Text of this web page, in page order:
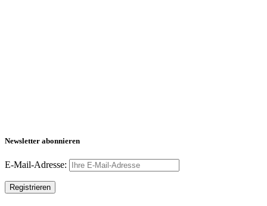
Newsletter abonnieren
E-Mail-Adresse: